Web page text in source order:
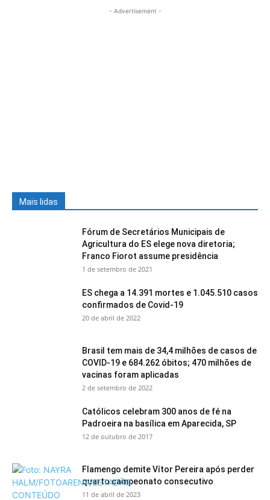
- Advertisement -
Mais lidas
Fórum de Secretários Municipais de
Agricultura do ES elege nova diretoria;
Franco Fiorot assume presidência
1 de setembro de 2021
ES chega a 14.391 mortes e 1.045.510 casos
confirmados de Covid-19
20 de abril de 2022
Brasil tem mais de 34,4 milhões de casos de
COVID-19 e 684.262 óbitos; 470 milhões de
vacinas foram aplicadas
2 de setembro de 2022
Católicos celebram 300 anos de fé na
Padroeira na basílica em Aparecida, SP
12 de outubro de 2017
Flamengo demite Vítor Pereira após perder
quarto campeonato consecutivo
11 de abril de 2023